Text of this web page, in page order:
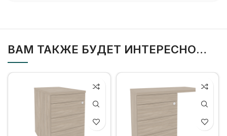
ВАМ ТАКЖЕ БУДЕТ ИНТЕРЕСНО…